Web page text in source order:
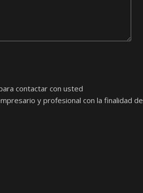
contactar con usted
y profesional con la finalidad de